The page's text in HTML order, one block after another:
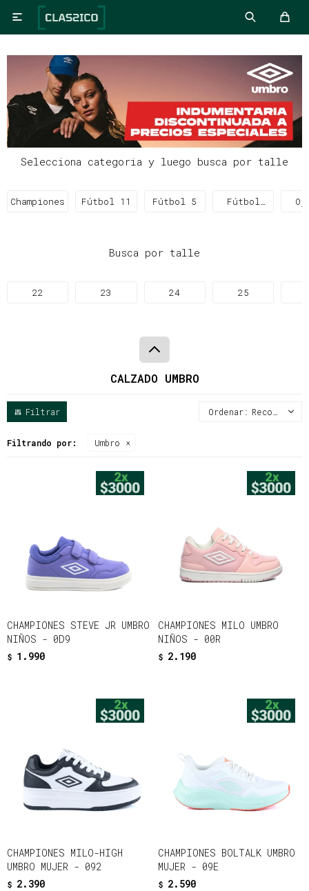

Selecciona categoria y luego busca por talle
Championes Fútbol 11 Fútbol 5
Fútbol
Busca por talle
22 23 24 25
CALZADO UMBRO
Recomendados
Filtrando por: Umbro
CHAMPIONES STEVE JR UMBRO
NIÑOS - 0D9
$ 1.990
CHAMPIONES MILO UMBRO
NIÑOS - 00R
$ 2.190
CHAMPIONES MILO-HIGH
UMBRO MUJER - 092
$ 2.390
CHAMPIONES BOLTALK UMBRO
MUJER - 09E
$ 2.590